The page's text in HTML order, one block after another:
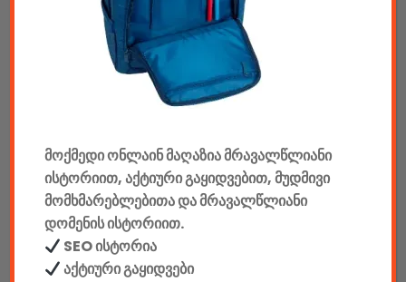
აუდიო & ვიდეო
კონსოლები & აქსესუარები
ელემენტები
აკკუმულატორები
კაბელები & დამტენები
დისკები
მოქმედი ონლაინ მაღაზია მრავალწლიანი
ისტორიით, აქტიური გაყიდვებით, მუდმივი
მომხმარებლებითა და მრავალწლიანი
დომენის ისტორიით.
SEO ისტორია
აქტიური გაყიდვები